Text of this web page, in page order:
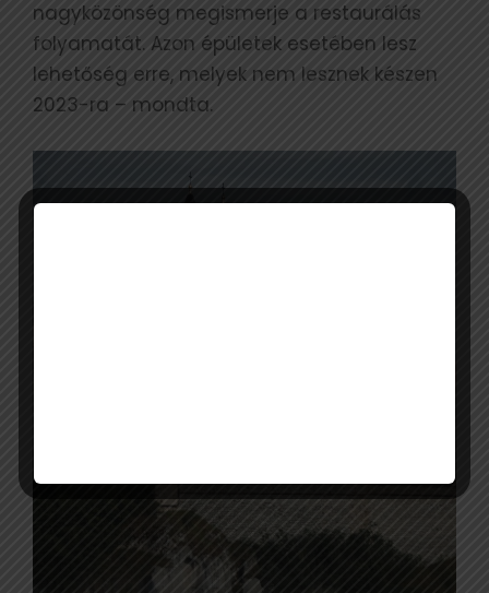
nagyközönség megismerje a restaurálás
folyamatát. Azon épületek esetében lesz
lehetőség erre, melyek nem lesznek készen
2023-ra – mondta.